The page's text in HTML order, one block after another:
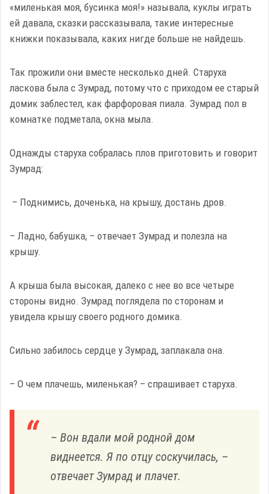
«миленькая моя, бусинка моя!» называла, куклы играть
ей давала, сказки рассказывала, такие интересные
книжки показывала, каких нигде больше не найдешь.
Так прожили они вместе несколько дней. Старуха
ласкова была с Зумрад, потому что с приходом ее старый
домик заблестел, как фарфоровая пиала. Зумрад пол в
комнатке подметала, окна мыла.
Однажды старуха собралась плов приготовить и говорит
Зумрад:
– Поднимись, доченька, на крышу, достань дров.
– Ладно, бабушка, – отвечает Зумрад и полезла на
крышу.
А крыша была высокая, далеко с нее во все четыре
стороны видно. Зумрад поглядела по сторонам и
увидела крышу своего родного домика.
Сильно забилось сердце у Зумрад, заплакала она.
– О чем плачешь, миленькая? – спрашивает старуха.
– Вон вдали мой родной дом
виднеется. Я по отцу соскучилась, –
отвечает Зумрад и плачет.